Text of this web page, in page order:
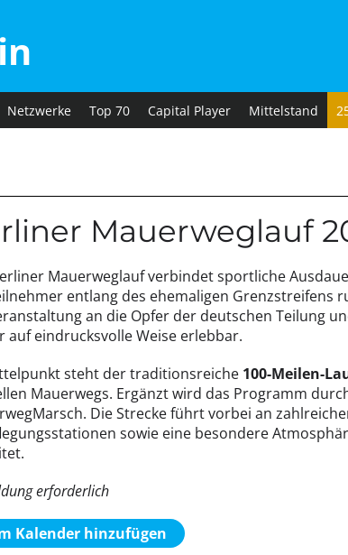
Netzwerke Top 70 Capital Player Mittelstand
Mauerweglauf
Mauerweglauf verbindet sportliche
entlang des ehemaligen Grenzstreifens
an die Opfer der deutschen Teilung
auf eindrucksvolle Weise erlebbar.
steht der traditionsreiche 100-Meilen-
Mauerwegs. Ergänzt wird das Programm
Die Strecke führt vorbei an
sowie eine besondere
erforderlich
Kalender hinzufügen